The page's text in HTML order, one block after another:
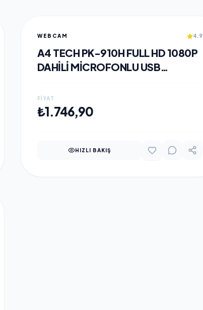
WEBCAM 4.9
A4 TECH PK-910H FULL HD 1080P
DAHILI MICROFONLU USB
FIYAT
₺1.746,90
HIZLI BAKIŞ